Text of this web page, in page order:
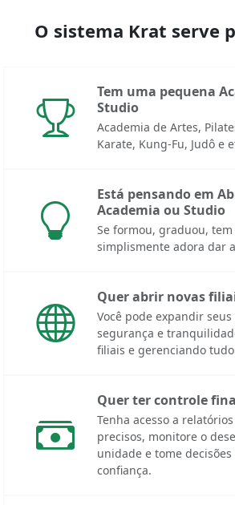
O sistema Krat serve
Tem uma pequena
Studio
Academia de Artes,
Karate, Kung-Fu, Judô e
Está pensando em
Academia ou Studio
Se formou, graduou,
simplismente adora dar
Quer abrir novas
Você pode expandir
segurança e
filiais e gerenciando
Quer ter controle
Tenha acesso a
precisos, monitore o
unidade e tome
confiança.